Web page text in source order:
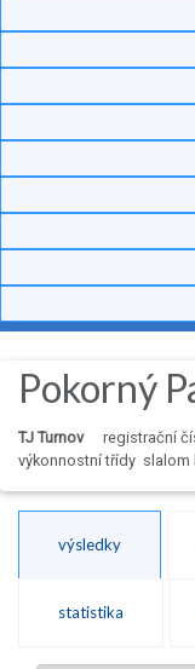
Pokorný
TJ Turnov
registrační
výkonnostní třídy slalom
výsledky
statistika